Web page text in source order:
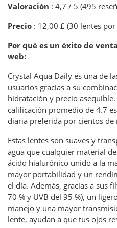
Valoración : 4,7 / 5 (495
Precio : 12,00 £ (30 lentes por
Por qué es un éxito de
web:
Crystal Aqua Daily es una de
usuarios gracias a su
hidratación y precio
calificación promedio de 4.7
diaria preferida por cientos
Estas lentes son suaves y
agua que cualquier material
ácido hialurónico unido a la
mayor portabilidad y un
el día. Además, gracias a sus
70 % y UVB del 95 %), un
manejo y una mayor
lente, ayudan a que tus ojos